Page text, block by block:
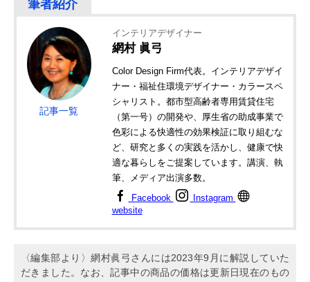
記事一覧
インテリアデザイナー
網村 眞弓
Color Design Firm代表。インテリアデザイ
ナー・福祉住環境デザイナー・カラースペ
シャリスト。都市型高齢者専用賃貸住宅
（第一号）の開発や、厚生省の助成事業で
色彩による快適性の効果検証に取り組むな
ど、研究と多くの実践を活かし、健康で快
適な暮らしをご提案しています。講演、執
筆、メディア出演多数。
Facebook
Instagram
website
〈編集部より〉網村眞弓さんには2023年9月に解説していた
だきました。なお、記事中の商品の価格は更新日現在のもの